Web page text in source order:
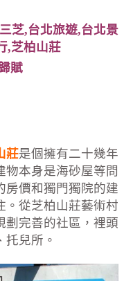
賦
莊是個擁有二十幾年
物本身是海砂屋等問
房價和獨門獨院的建
。從芝柏山莊藝術村
劃完善的社區，裡頭
兒所。